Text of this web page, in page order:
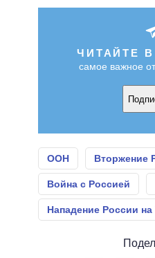
ЧИТАЙТЕ В
самое важное
ООН Вторжение
Война с Россией
Нападение России на